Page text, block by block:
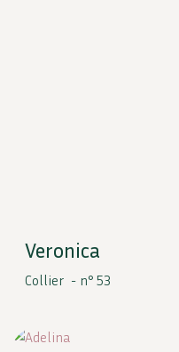
Veronica
Collier - n° 53